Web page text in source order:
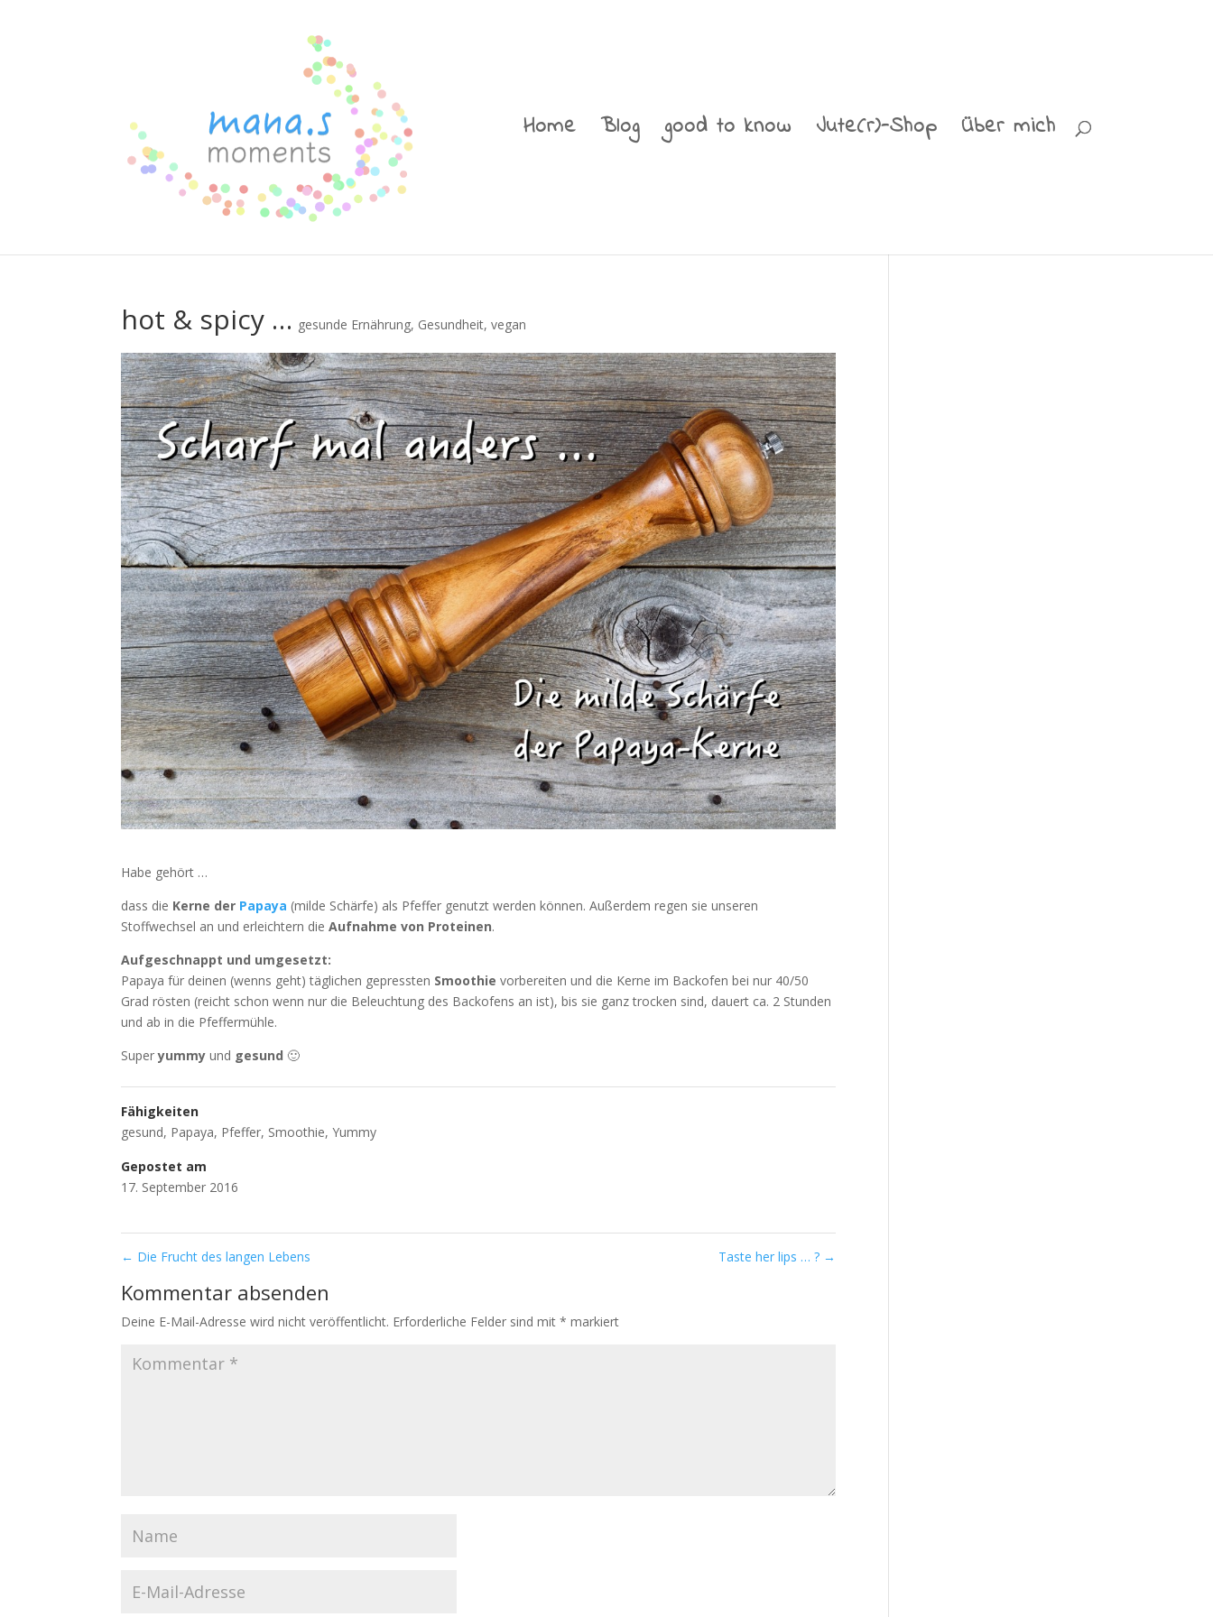
Home Blog good to know Jute(r)-Shop Über mich
hot & spicy … gesunde Ernährung, Gesundheit,vegan
Habe gehört …
dass die Kerne der Papaya (milde Schärfe) als Pfeffer genutzt werden können. Außerdem regen sie unseren
Stoffwechsel an und erleichtern dieAufnahme von Proteinen.
Aufgeschnappt und umgesetzt:
Papaya für deinen (wenns geht) täglichen gepressten Smoothie vorbereiten und die Kerne im Backofen bei nur 40/50
Grad rösten (reicht schon wenn nur die Beleuchtung des Backofens an ist), bis sie ganz trocken sind, dauert ca. 2 Stunden
und ab in die Pfeffermühle.
Superyummy und gesund 🙂
Fähigkeiten
gesund, Papaya, Pfeffer, Smoothie,Yummy
Gepostet am
17. September 2016
← Die Frucht des langen Lebens Taste her lips … ? →
Kommentar absenden
Deine E-Mail-Adresse wird nicht veröffentlicht. Erforderliche Felder sind mit* markiert